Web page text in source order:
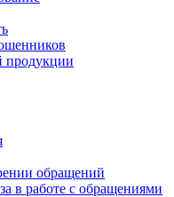
продукции
обращений
в работе с обращениями